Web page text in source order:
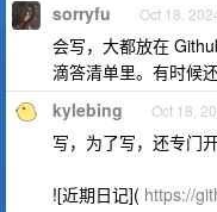
sorryfu Oct 18,
会写，大都放在
滴答清单里。有时候
kylebing Oct 18,
写，为了写，还专门
![近期日记]( https://